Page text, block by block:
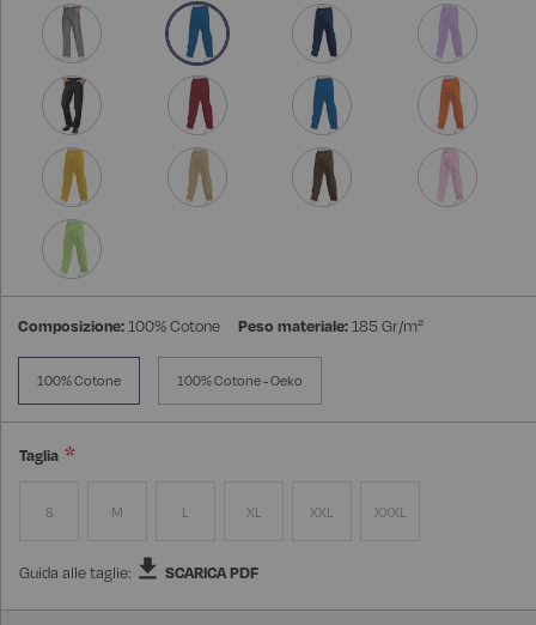
Composizione:100% Cotone Peso materiale:185 Gr/m²
100% Cotone 100% Cotone - Oeko
Taglia
S M L XL XXL XXXL
Guida alle taglie: SCARICA PDF